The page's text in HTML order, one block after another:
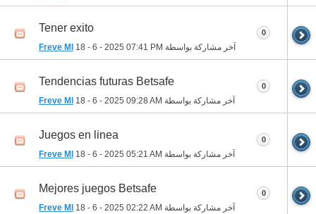
Tener exito
آخر مشاركة بواسطة Freve Ml 18 - 6 - 2025 07:41 PM
0
Tendencias futuras Betsafe
آخر مشاركة بواسطة Freve Ml 18 - 6 - 2025 09:28 AM
0
Juegos en linea
آخر مشاركة بواسطة Freve Ml 18 - 6 - 2025 05:21 AM
0
Mejores juegos Betsafe
آخر مشاركة بواسطة Freve Ml 18 - 6 - 2025 02:22 AM
0